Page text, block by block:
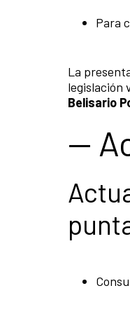
Para
La
legislación
Belisario
--